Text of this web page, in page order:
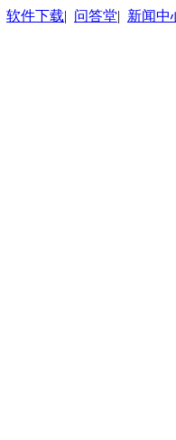
软件下载| 问答堂| 新闻中